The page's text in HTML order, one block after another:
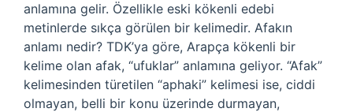
anlamına gelir. Özellikle eski kökenli edebi
metinlerde sıkça görülen bir kelimedir. Afakın
anlamı nedir? TDK’ya göre, Arapça kökenli bir
kelime olan afak, “ufuklar” anlamına geliyor. “Afak”
kelimesinden türetilen “aphaki” kelimesi ise, ciddi
olmayan, belli bir konu üzerinde durmayan,